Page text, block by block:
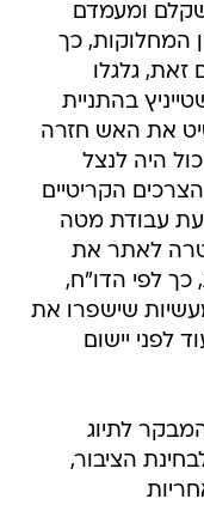
ומעמדם
המחלוקות, כך
זאת, גלגלו
בהתניית
את האש חזרה
היה לנצל
הקריטיים
עבודת מטה
לאתר את
כך לפי הדו"ח,
מעשיות שישפרו את
לפני יישום
לתיוג
הציבור,